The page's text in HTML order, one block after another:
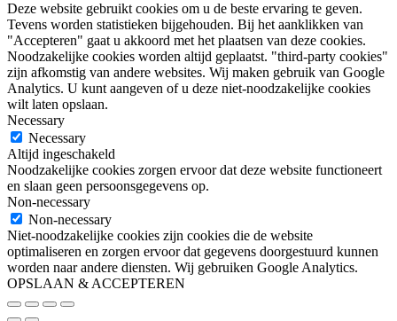
Deze website gebruikt cookies om u de beste ervaring te geven.
Tevens worden statistieken bijgehouden. Bij het aanklikken van
"Accepteren" gaat u akkoord met het plaatsen van deze cookies.
Noodzakelijke cookies worden altijd geplaatst. "third-party cookies"
zijn afkomstig van andere websites. Wij maken gebruik van Google
Analytics. U kunt aangeven of u deze niet-noodzakelijke cookies
wilt laten opslaan.
Necessary
Necessary
Altijd ingeschakeld
Noodzakelijke cookies zorgen ervoor dat deze website functioneert
en slaan geen persoonsgegevens op.
Non-necessary
Non-necessary
Niet-noodzakelijke cookies zijn cookies die de website
optimaliseren en zorgen ervoor dat gegevens doorgestuurd kunnen
worden naar andere diensten. Wij gebruiken Google Analytics.
OPSLAAN & ACCEPTEREN